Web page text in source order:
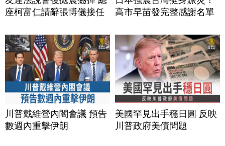
座柯富仁請辭張博儀接任
高市早苗發完整感謝名單
川普戴維營內閣會議 預告
數週內重擊伊朗
美國罕見出手穩日圓 反映
川普政府美債問題